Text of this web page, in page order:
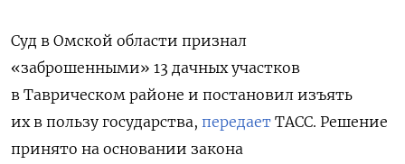
Суд в Омской области признал
«заброшенными» 13 дачных участков
в Таврическом районе и постановил изъять
их в пользу государства, передает ТАСС. Решение
принято на основании закона